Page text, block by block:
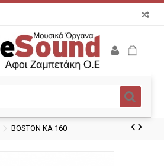
BOSTON KA 160